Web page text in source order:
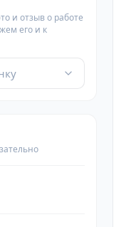
и отзыв о работе
его и к